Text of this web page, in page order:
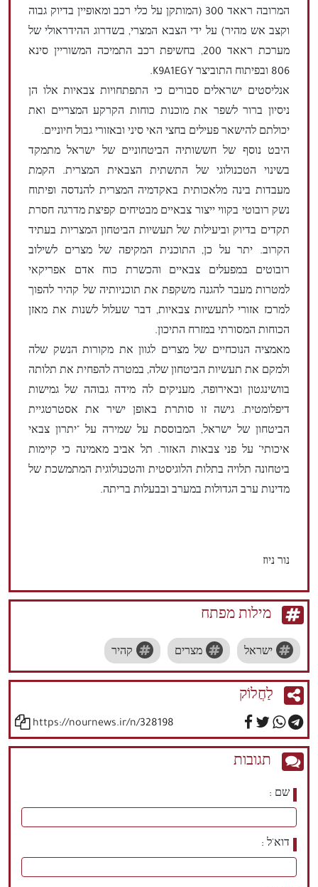
המרובה ראאד 300 (המותקן על כלי רכב ומאופיין בדיוק גבוה
וקצב אש מהיר) על ידי הצבא המצרי, בשדרוג ההידראולי של
מערכת ראאד 200, בחשיפת רכב התמיכה המשוריין סינא
806 ובפיתוח התוביצר K9A1EGY.
אנליסטים ישראלים סבורים כי התפתחויות צבאיות אלו הן
ניסיון ברור לשפר את מוכנות כוחות הקרקע המצריים ואת
יכולתם להישאר פעילים בחצי האי סיני ובאזורי גבול חיוניים.
היבט נוסף של חששותיה הביטחוניים של ישראל מתמקד
בשינוי הטכנולוגי של התשתית הצבאית המצרית. הקמת
מעבדות בינה מלאכותית באקדמיה המצרית להנדסה ופיתוח
נשק רובוטי בקווי ייצור צבאיים מבטיחים קפיצת מדרגה חסרת
תקדים בדיוק וביעילות של תעשיות הביטחון המצריות בעתיד
הקרוב. יתר על כן, התוכנית המקיפה של מצרים לשילוב
רובוטים במפעלים צבאיים והכשרת כוח אדם אפריקאי
למטרות מעבר להגנה משקפת את תוכניותיה של קהיר להפוך
למרכז אזורי לתעשיות צבאיות, דבר שעלול לשנות את מאזן
הכוחות המסורתי במזרח התיכון.
מאמציה הנוכחיים של מצרים לגוון את מקורות הנשק שלה
ולמקם את תעשיות הביטחון שלה, במטרה להפחית את תלותה
בוושינגטון ובאירופה, מעניקים לה מידה גבוהה של גמישות
דיפלומטית. גישה זו סותרת באופן ישיר את אסטרטגיית
הביטחון של ישראל, המבוססת על שמירה על "יתרון צבאי
איכותי" על פני צבאות האזור. תל אביב מאמינה כי קיימות
ביטחונה תלויה בתלות הלוגיסטית והטכנולוגית המתמשכת של
מדינות ערב הגדולות במערב ובבעלות בריתה.
נור ניוז
מילות מפתח
ישראל מצרים קהיר
לַחֲלוֹק
https://nournews.ir/n/328198
תגובות
שם
דוא'ל